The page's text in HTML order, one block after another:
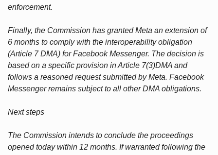
enforcement.
Finally, the Commission has granted Meta an extension of
6 months to comply with the interoperability obligation
(Article 7 DMA) for Facebook Messenger. The decision is
based on a specific provision in Article 7(3)DMA and
follows a reasoned request submitted by Meta. Facebook
Messenger remains subject to all other DMA obligations.
Next steps
The Commission intends to conclude the proceedings
opened today within 12 months. If warranted following the